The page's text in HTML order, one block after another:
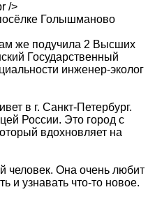
/>
Голышманово
же подучила 2 Высших
Государственный
инженер-эколог
в г. Санкт-Петербург.
России. Это город с
вдохновляет на
человек. Она очень любит
и узнавать что-то новое.